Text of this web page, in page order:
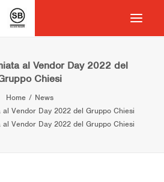
al Vendor Day 2022 del
Chiesi
Home
News
Vendor Day 2022 del Gruppo Chiesi
Vendor Day 2022 del Gruppo Chiesi